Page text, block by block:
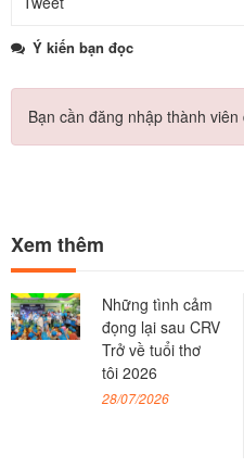
Ý kiến bạn đọc
Bạn cần đăng nhập thành
Xem thêm
Những tình cảm
đọng lại sau CRV
Trở về tuổi thơ
tôi 2026
28/07/2026